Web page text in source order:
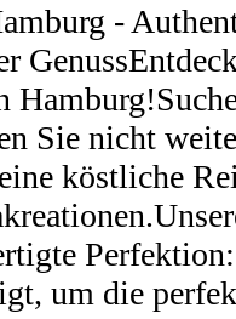
-
Sie nicht
köstliche
um die